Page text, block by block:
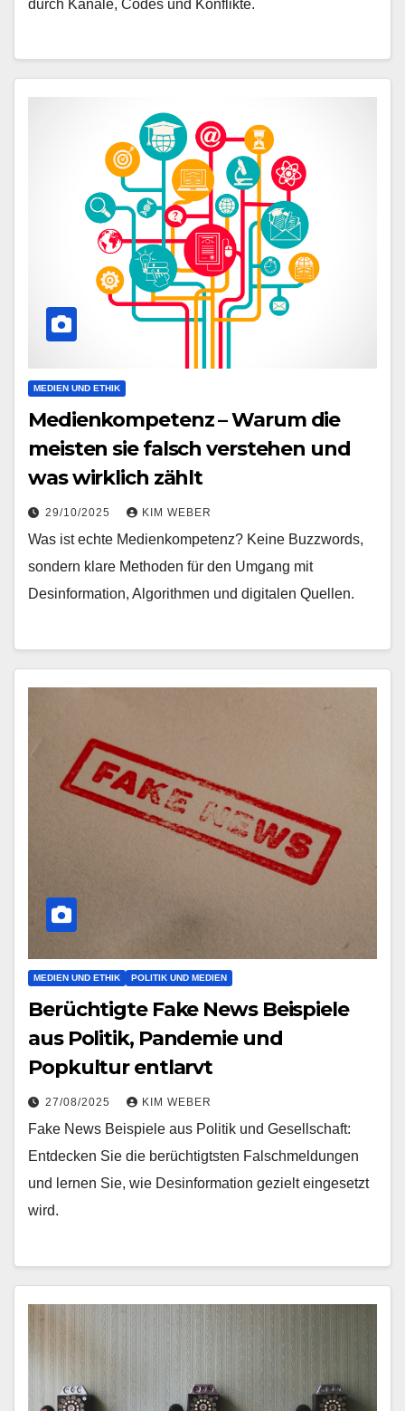
durch Kanäle, Codes und Konflikte.
MEDIEN UND ETHIK
Medienkompetenz – Warum die
meisten sie falsch verstehen und
was wirklich zählt
29/10/2025 KIM WEBER
Was ist echte Medienkompetenz? Keine Buzzwords,
sondern klare Methoden für den Umgang mit
Desinformation, Algorithmen und digitalen Quellen.
MEDIEN UND ETHIK POLITIK UND MEDIEN
Berüchtigte Fake News Beispiele
aus Politik, Pandemie und
Popkultur entlarvt
27/08/2025 KIM WEBER
Fake News Beispiele aus Politik und Gesellschaft:
Entdecken Sie die berüchtigtsten Falschmeldungen
und lernen Sie, wie Desinformation gezielt eingesetzt
wird.